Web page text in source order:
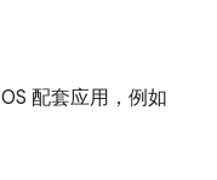
配套应用，例如